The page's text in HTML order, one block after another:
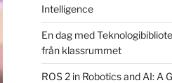
Intelligence
En dag med
från klassrummet
ROS 2 in Robotics and AI: A